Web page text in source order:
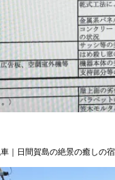
｜日間賀島の絶景の癒しの